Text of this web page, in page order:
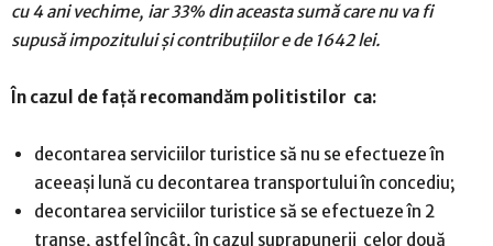
cu 4 ani vechime, iar 33% din aceasta sumă care nu va fi
supusă impozitului și contribuțiilor e de 1642 lei.
În cazul de față recomandăm politistilor ca:
decontarea serviciilor turistice să nu se efectueze în
aceeași lună cu decontarea transportului în concediu;
decontarea serviciilor turistice să se efectueze în 2
tranșe, astfel încât, în cazul suprapunerii celor două